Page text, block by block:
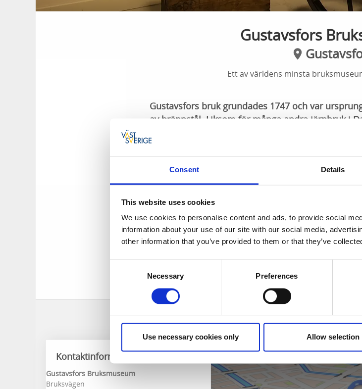
Consent Details
This website uses cookies
We use cookies to personalise content and ads, to provide social
information about your use of our site with our social media,
other information that you’ve provided to them or that they’ve
Necessary Preferences
Use necessary cookies only Allow selection
Gustavsfors
Ett av världens minsta
Gustavsfors bruk grundades 1747 och var
av brännstål. Liksom för många andra järnbruk i
grund av bruket men är numer en turistort.
Välkommen till ett mycket litet men väldigt innehållsrikt
fram till idag. Från ett av Dalslands största järnbruk till
Precis på gränsen mellan Dalsland och Värmland vid
kvarnen från järnbrukstiden. Historien om kvarnen
skolan i Gustavsfors och om båttrafiken på kanalen.
Museet drivs helt ideellt, entrén är
och det är öppet
Under resten av året öppnar vi för guidade visningar till
på telefon +47 909 46 420.
Kontaktinformation
Gustavsfors Bruksmuseum
Bruksvägen